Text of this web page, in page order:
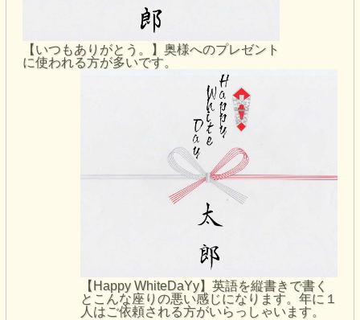
【いつもありがとう。】奥様へのプレゼント
に使われる方が多いです。
【Happy WhiteDaYy】英語を縦書きで書く
とこんな座りの悪い感じになります。年に１
人はご依頼される方がいらっしゃいます。